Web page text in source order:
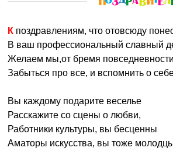
К поздравлениям, что отовсюду
В ваш профессиональный славный
Желаем мы,от бремя повседневности
Забыться про все, и вспомнить о
Вы каждому подарите веселье
Расскажите со сцены о любви,
Работники культуры, вы бесценны
Аматоры искусства, вы тоже